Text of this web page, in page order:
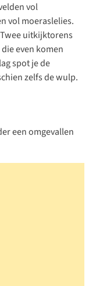
vol
vol moeraslelies.
uitkijktorens
even komen
spot je de
zelfs de wulp.